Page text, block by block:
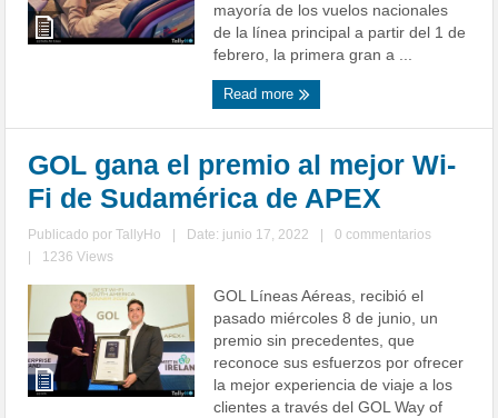
mayoría de los vuelos nacionales
de la línea principal a partir del 1 de
febrero, la primera gran a ...
Read more
GOL gana el premio al mejor Wi-
Fi de Sudamérica de APEX
Publicado porTallyHo Date: junio 17, 2022
0 commentarios
1236 Views
GOL Líneas Aéreas, recibió el
pasado miércoles 8 de junio, un
premio sin precedentes, que
reconoce sus esfuerzos por ofrecer
la mejor experiencia de viaje a los
clientes a través del GOL Way of